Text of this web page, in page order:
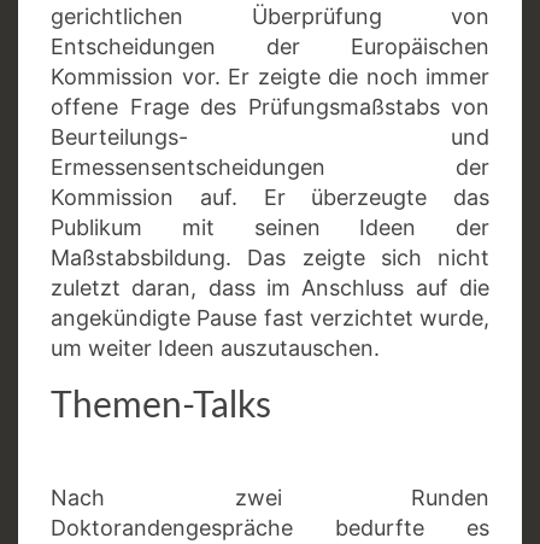
gerichtlichen Überprüfung von
Entscheidungen der Europäischen
Kommission vor. Er zeigte die noch immer
offene Frage des Prüfungsmaßstabs von
Beurteilungs- und
Ermessensentscheidungen der
Kommission auf. Er überzeugte das
Publikum mit seinen Ideen der
Maßstabsbildung. Das zeigte sich nicht
zuletzt daran, dass im Anschluss auf die
angekündigte Pause fast verzichtet wurde,
um weiter Ideen auszutauschen.
Themen-Talks
Nach zwei Runden
Doktorandengespräche bedurfte es